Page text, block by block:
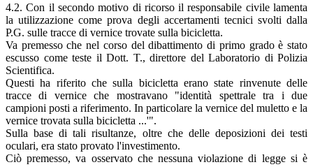
4.2. Con il secondo motivo di ricorso il responsabile civile lamenta
la utilizzazione come prova degli accertamenti tecnici svolti dalla
P.G. sulle tracce di vernice trovate sulla bicicletta.
Va premesso che nel corso del dibattimento di primo grado è stato
escusso come teste il Dott. T., direttore del Laboratorio di Polizia
Scientifica.
Questi ha riferito che sulla bicicletta erano state rinvenute delle
tracce di vernice che mostravano "identità spettrale tra i due
campioni posti a riferimento. In particolare la vernice del muletto e la
vernice trovata sulla bicicletta ...'".
Sulla base di tali risultanze, oltre che delle deposizioni dei testi
oculari, era stato provato l'investimento.
Ciò premesso, va osservato che nessuna violazione di legge si è